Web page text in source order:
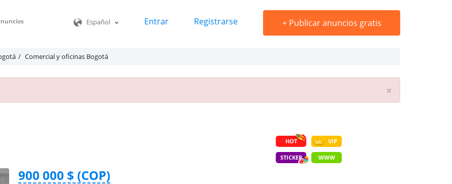
Español Entrar Registrarse +Publicar anuncios gratis
Comercial y oficinas Bogotá
×
HOT VIP
STICKER WWW
900 000 $ (COP)